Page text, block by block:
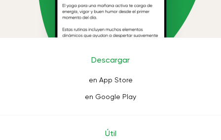
Descargar
en App Store
en Google Play
Útil